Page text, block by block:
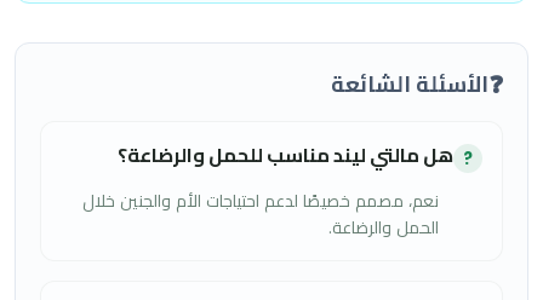
❓الأسئلة الشائعة
? هل مالتي ليند مناسب للحمل والرضاعة؟
نعم، مصمم خصيصًا لدعم احتياجات الأم والجنين خلال
الحمل والرضاعة.